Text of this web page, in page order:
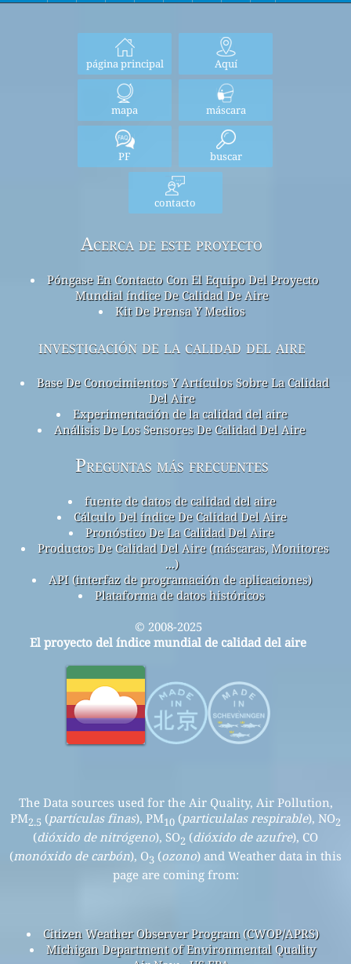
página principal Aquí
mapa máscara
PF buscar
contacto
Acerca de este proyecto
Póngase En Contacto Con El Equipo Del Proyecto
Mundial índice De Calidad De Aire
Kit De Prensa Y Medios
investigación de la calidad del aire
Base De Conocimientos Y Artículos Sobre La Calidad
Del Aire
Experimentación de la calidad del aire
Análisis De Los Sensores De Calidad Del Aire
Preguntas más frecuentes
fuente de datos de calidad del aire
Cálculo Del índice De Calidad Del Aire
Pronóstico De La Calidad Del Aire
Productos De Calidad Del Aire (máscaras, Monitores
...)
API (interfaz de programación de aplicaciones)
Plataforma de datos históricos
© 2008-2025
El proyecto del índice mundial de calidad del aire
The Data sources used for the Air Quality, Air Pollution,
PM2.5 (partículas finas), PM10 (particulalas respirable), NO2
(dióxido de nitrógeno), SO2 (dióxido de azufre), CO
(monóxido de carbón), O3 (ozono) and Weather data in this
page are coming from:
Citizen Weather Observer Program (CWOP/APRS)
Michigan Department of Environmental Quality